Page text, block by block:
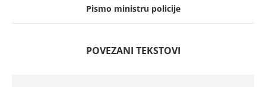
Pismo ministru policije
POVEZANI TEKSTOVI